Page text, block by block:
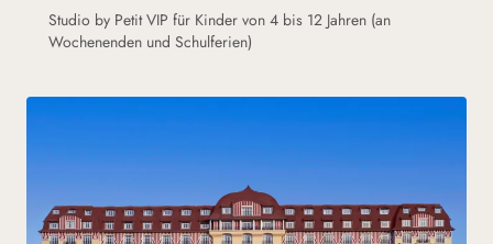
Studio by Petit VIP für Kinder von 4 bis 12 Jahren (an
Wochenenden und Schulferien)